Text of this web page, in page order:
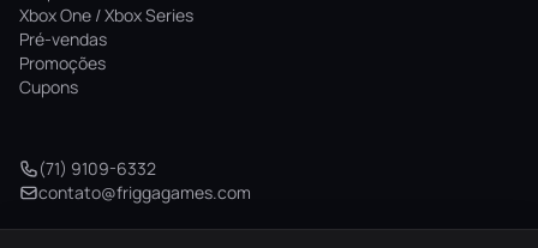
Xbox One / Xbox Series
Pré-vendas
Promoções
Cupons
(71) 9109-6332
contato@friggagames.com